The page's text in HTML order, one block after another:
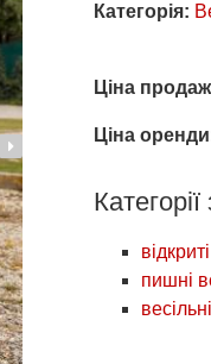
Категорія:
Ціна
Ціна
пишні